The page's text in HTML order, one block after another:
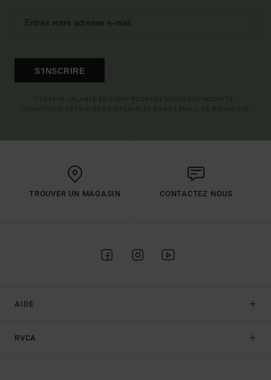
S'INSCRIRE
TROUVER UN MAGASIN CONTACTEZ NOUS
AIDE
RVCA